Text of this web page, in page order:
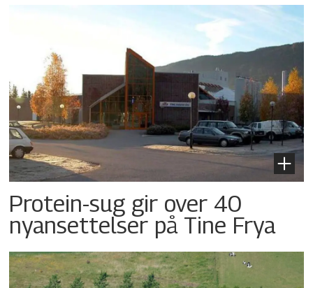
Protein-sug gir over 40
nyansettelser på Tine Frya